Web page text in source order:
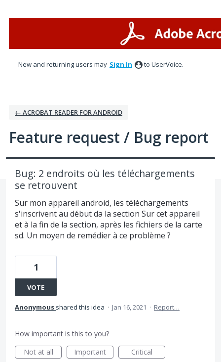
New and returning users may Sign In to UserVoice.
← ACROBAT READER FOR ANDROID
Feature request / Bug report
Bug: 2 endroits où les téléchargements
se retrouvent
Sur mon appareil android, les téléchargements
s'inscrivent au début da la section Sur cet appareil
et à la fin de la section, après les fichiers de la carte
sd. Un moyen de remédier à ce problème ?
1
VOTE
Anonymous shared this idea · Jan 16, 2021 · Report…
How important is this to you?
Not at all
Important Critical